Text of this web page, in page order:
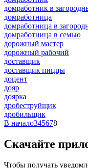
домработник в
домработница
домработница в
домработница в семью
дорожный мастер
дорожный рабочий
доставщик
доставщик пиццы
доцент
дояр
доярка
дробеструйщик
дробильщик
В начало345678
Скачайте
Чтобы получать